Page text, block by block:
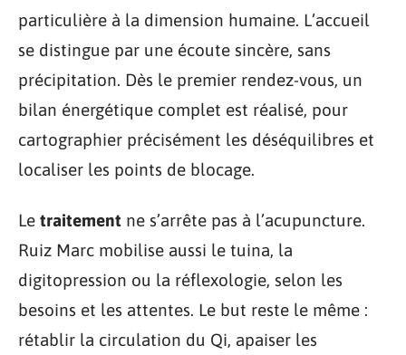
particulière à la dimension humaine. L’accueil
se distingue par une écoute sincère, sans
précipitation. Dès le premier rendez-vous, un
bilan énergétique complet est réalisé, pour
cartographier précisément les déséquilibres et
localiser les points de blocage.
Le traitement ne s’arrête pas à l’acupuncture.
Ruiz Marc mobilise aussi le tuina, la
digitopression ou la réflexologie, selon les
besoins et les attentes. Le but reste le même :
rétablir la circulation du Qi, apaiser les